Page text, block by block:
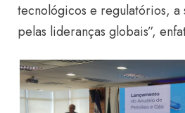
tecnológicos e regulatórios, a
pelas lideranças globais”,